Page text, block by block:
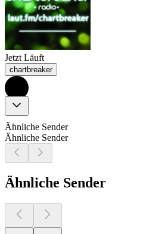
Jetzt Läuft
chartbreaker
Ähnliche Sender
Ähnliche Sender
Ähnliche Sender